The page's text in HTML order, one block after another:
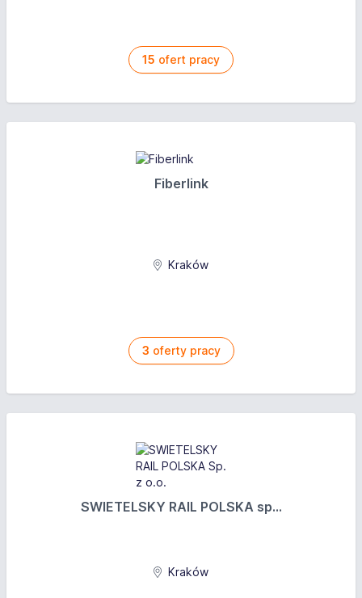
15 ofert pracy
Fiberlink
Kraków
3 oferty pracy
SWIETELSKY RAIL POLSKA sp...
Kraków